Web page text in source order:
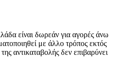
είναι δωρεάν για αγορές άνω
με άλλο τρόπος εκτός
αντικαταβολής δεν επιβαρύνει